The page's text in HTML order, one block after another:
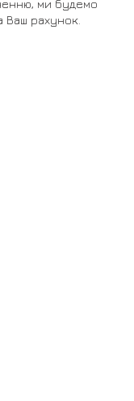
ми будемо
Ваш рахунок.